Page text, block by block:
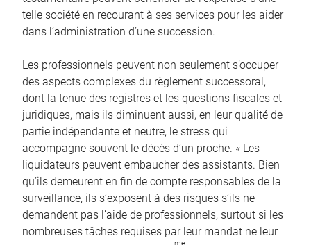
telle société en recourant à ses services pour les aider
dans l’administration d’une succession.
Les professionnels peuvent non seulement s’occuper
des aspects complexes du règlement successoral,
dont la tenue des registres et les questions fiscales et
juridiques, mais ils diminuent aussi, en leur qualité de
partie indépendante et neutre, le stress qui
accompagne souvent le décès d’un proche. « Les
liquidateurs peuvent embaucher des assistants. Bien
qu’ils demeurent en fin de compte responsables de la
surveillance, ils s’exposent à des risques s’ils ne
demandent pas l’aide de professionnels, surtout si les
nombreuses tâches requises par leur mandat ne leur